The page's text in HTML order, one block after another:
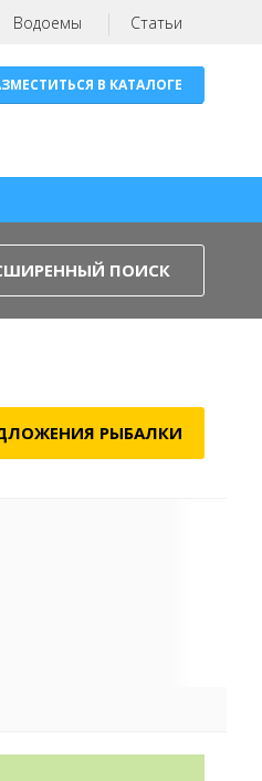
Водоемы Статьи
В КАТАЛОГЕ
ПОИСК
РЫБАЛКИ